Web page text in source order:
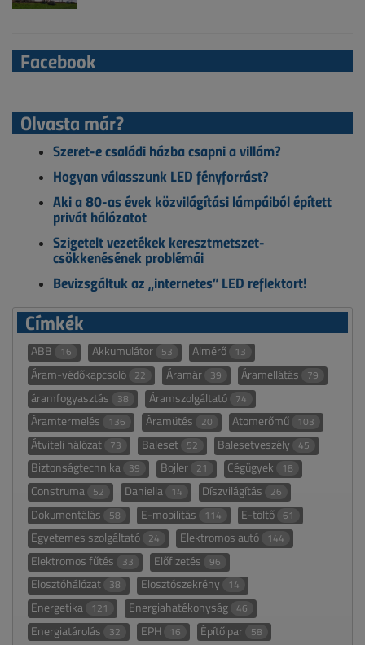
Facebook
Olvasta már?
Szeret-e családi házba csapni a villám?
Hogyan válasszunk LED fényforrást?
Aki a 80-as évek közvilágítási lámpáiból épített
privát hálózatot
Szigetelt vezetékek keresztmetszet-
csökkenésének problémái
Bevizsgáltuk az „internetes” LED reflektort!
Címkék
ABB 16 Akkumulátor 53 Almérő 13
Áram-védőkapcsoló 22 Áramár 39 Áramellátás 79
áramfogyasztás 38 Áramszolgáltató 74
Áramtermelés 136 Áramütés 20 Atomerőmű 103
Átviteli hálózat 73 Baleset 52 Balesetveszély 45
Biztonságtechnika 39 Bojler 21 Cégügyek 18
Construma 52 Daniella 14 Díszvilágítás 26
Dokumentálás 58 E-mobilitás 114 E-töltő 61
Egyetemes szolgáltató 24 Elektromos autó 144
Elektromos fűtés 33 Előfizetés 96
Elosztóhálózat 38 Elosztószekrény 14
Energetika 121 Energiahatékonyság 46
Energiatárolás 32 EPH 16 Építőipar 58